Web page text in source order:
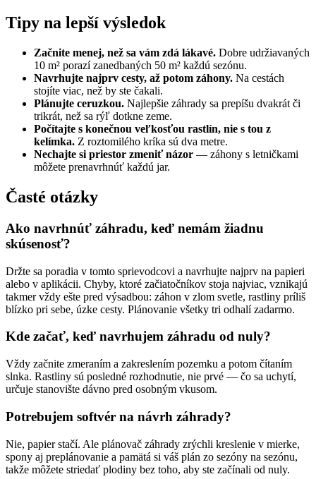
Tipy na lepší výsledok
Začnite menej, než sa vám zdá lákavé. Dobre udržiavaných
10 m² porazí zanedbaných 50 m² každú sezónu.
Navrhujte najprv cesty, až potom záhony. Na cestách
stojíte viac, než by ste čakali.
Plánujte ceruzkou. Najlepšie záhrady sa prepíšu dvakrát či
trikrát, než sa rýľ dotkne zeme.
Počítajte s konečnou veľkosťou rastlín, nie s tou z
kelímka. Z roztomilého kríka sú dva metre.
Nechajte si priestor zmeniť názor — záhony s letničkami
môžete prenavrhnúť každú jar.
Časté otázky
Ako navrhnúť záhradu, keď nemám žiadnu
skúsenosť?
Držte sa poradia v tomto sprievodcovi a navrhujte najprv na papieri
alebo v aplikácii. Chyby, ktoré začiatočníkov stoja najviac, vznikajú
takmer vždy ešte pred výsadbou: záhon v zlom svetle, rastliny príliš
blízko pri sebe, úzke cesty. Plánovanie všetky tri odhalí zadarmo.
Kde začať, keď navrhujem záhradu od nuly?
Vždy začnite zmeraním a zakreslením pozemku a potom čítaním
slnka. Rastliny sú posledné rozhodnutie, nie prvé — čo sa uchytí,
určuje stanovište dávno pred osobným vkusom.
Potrebujem softvér na návrh záhrady?
Nie, papier stačí. Ale plánovač záhrady zrýchli kreslenie v mierke,
spony aj preplánovanie a pamätá si váš plán zo sezóny na sezónu,
takže môžete striedať plodiny bez toho, aby ste začínali od nuly.